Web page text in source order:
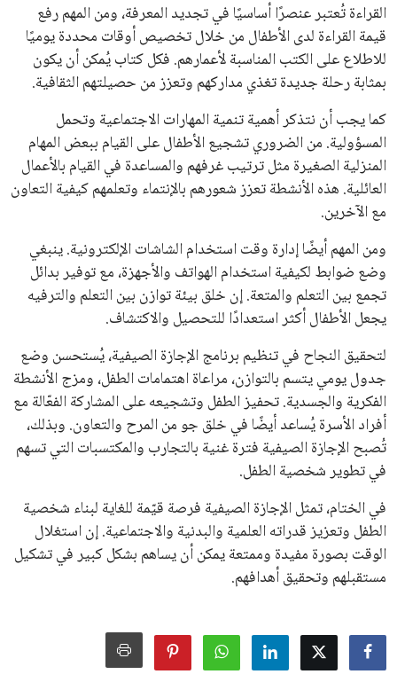
القراءة تُعتبر عنصرًا أساسيًا في تجديد المعرفة، ومن المهم رفع
قيمة القراءة لدى الأطفال من خلال تخصيص أوقات محددة يوميًا
للاطلاع على الكتب المناسبة لأعمارهم. فكل كتاب يُمكن أن يكون
بمثابة رحلة جديدة تغذي مداركهم وتعزز من حصيلتهم الثقافية.
كما يجب أن نتذكر أهمية تنمية المهارات الاجتماعية وتحمل
المسؤولية. من الضروري تشجيع الأطفال على القيام ببعض المهام
المنزلية الصغيرة مثل ترتيب غرفهم والمساعدة في القيام بالأعمال
العائلية. هذه الأنشطة تعزز شعورهم بالإنتماء وتعلمهم كيفية التعاون
مع الآخرين.
ومن المهم أيضًا إدارة وقت استخدام الشاشات الإلكترونية. ينبغي
وضع ضوابط لكيفية استخدام الهواتف والأجهزة، مع توفير بدائل
تجمع بين التعلم والمتعة. إن خلق بيئة توازن بين التعلم والترفيه
يجعل الأطفال أكثر استعدادًا للتحصيل والاكتشاف.
لتحقيق النجاح في تنظيم برنامج الإجازة الصيفية، يُستحسن وضع
جدول يومي يتسم بالتوازن، مراعاة اهتمامات الطفل، ومزج الأنشطة
الفكرية والجسدية. تحفيز الطفل وتشجيعه على المشاركة الفعّالة مع
أفراد الأسرة يُساعد أيضًا في خلق جو من المرح والتعاون. وبذلك،
تُصبح الإجازة الصيفية فترة غنية بالتجارب والمكتسبات التي تسهم
في تطوير شخصية الطفل.
في الختام، تمثل الإجازة الصيفية فرصة قيّمة للغاية لبناء شخصية
الطفل وتعزيز قدراته العلمية والبدنية والاجتماعية. إن استغلال
الوقت بصورة مفيدة وممتعة يمكن أن يساهم بشكل كبير في تشكيل
مستقبلهم وتحقيق أهدافهم.